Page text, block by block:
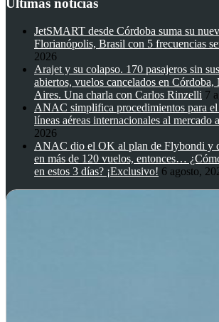
Ultimas noticias
JetSMART desde Córdoba suma su
Florianópolis, Brasil con 5 frecuencias
2026
Arajet y su colapso. 170 pasajeros sin
abiertos, vuelos cancelados en
Aires. Una charla con Carlos Rinzelli 7
ANAC simplifica procedimientos para el
líneas aéreas internacionales al mercado
2026
ANAC dio el OK al plan de Flybondi y
en más de 120 vuelos, entonces…
en estos 3 días? ¡Exclusivo! 6 agosto,